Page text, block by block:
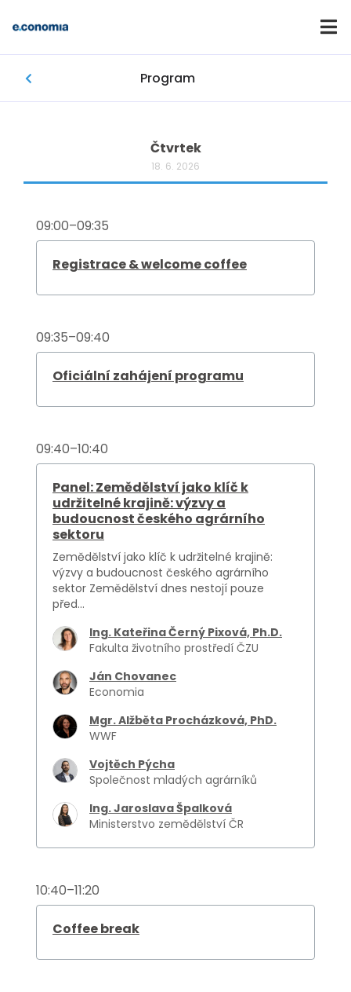
Program
Čtvrtek
18. 6. 2026
09:00–09:35
Registrace & welcome coffee
09:35–09:40
Oficiální zahájení programu
09:40–10:40
Panel: Zemědělství jako klíč k
udržitelné krajině: výzvy a
budoucnost českého agrárního
sektoru
Zemědělství jako klíč k udržitelné krajině:
výzvy a budoucnost českého agrárního
sektor Zemědělství dnes nestojí pouze
před...
Ing. Kateřina Černý Pixová, Ph.D.
Fakulta životního prostředí ČZU
Ján Chovanec
Economia
Mgr. Alžběta Procházková, PhD.
WWF
Vojtěch Pýcha
Společnost mladých agrárníků
Ing. Jaroslava Špalková
Ministerstvo zemědělství ČR
10:40–11:20
Coffee break